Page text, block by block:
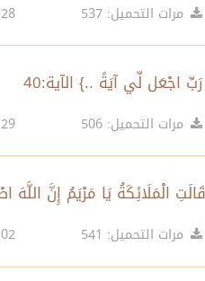
مرات التحميل: 537 28 / ذو الحجة / 1437
مرات التحميل: 506 29 / ذو الحجة / 1437
مرات التحميل: 541 02 / محرّم / 1438